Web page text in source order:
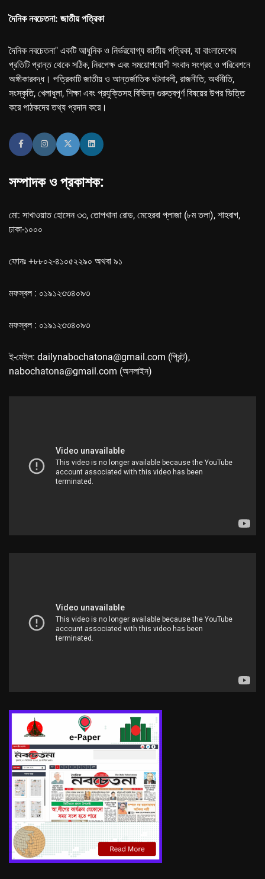
দৈনিক নবচেতনা: জাতীয় পত্রিকা
দৈনিক নবচেতনা" একটি আধুনিক ও নির্ভরযোগ্য জাতীয় পত্রিকা, যা বাংলাদেশের
প্রতিটি প্রান্ত থেকে সঠিক, নিরপেক্ষ এবং সময়োপযোগী সংবাদ সংগ্রহ ও পরিবেশনে
অঙ্গীকারবদ্ধ। পত্রিকাটি জাতীয় ও আন্তর্জাতিক ঘটনাবলী, রাজনীতি, অর্থনীতি,
সংস্কৃতি, খেলাধুলা, শিক্ষা এবং প্রযুক্তিসহ বিভিন্ন গুরুত্বপূর্ণ বিষয়ের উপর ভিত্তি
করে পাঠকদের তথ্য প্রদান করে।
সম্পাদক ও প্রকাশক:
মো: সাখাওয়াত হোসেন ৩৩, তোপখানা রোড, মেহেরবা প্লাজা (৮ম তলা), শাহবাগ,
ঢাকা-১০০০
ফোনঃ +৮৮০২-৪১০৫২২৯০ অথবা ৯১
মফস্বল : ০১৯১২৩৩৪০৯৩
মফস্বল : ০১৯১২৩৩৪০৯৩
ই-মেইল: dailynabochatona@gmail.com (প্রিন্ট),
nabochatona@gmail.com (অনলাইন)